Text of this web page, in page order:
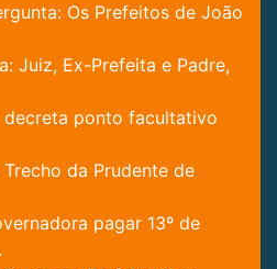
Os Prefeitos de João
Juiz, Ex-Prefeita e Padre,
decreta ponto facultativo
da Prudente de
pagar 13º de